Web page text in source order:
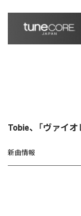
Tobie、「ヴァイ
新曲情報